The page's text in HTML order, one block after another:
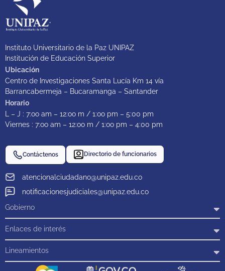
Instituto Universitario de la Paz UNIPAZ
Institución de Educación Superior
Ubicación
Centro de Investigaciones Santa Lucía Km 14 vía
Barrancabermeja – Bucaramanga – Santander
Horario
L – J : 7:oo am – 12:oo m / 1:oo pm – 5:00 pm
Viernes : 7:oo am – 12:oo m / 1:oo pm – 4:00 pm
atencionalciudadano@unipaz.edu.co
notificacionesjudiciales@unipaz.edu.co
Contáctenos Directorio de funcionarios
Gobierno
Enlaces de interés
Lineamientos